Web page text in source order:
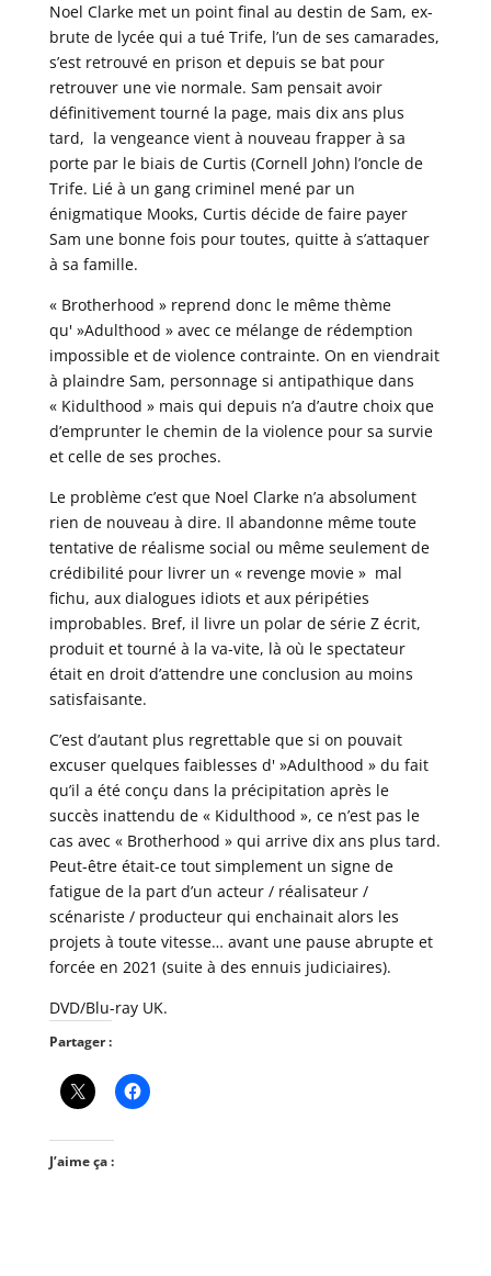
Noel Clarke met un point final au destin de Sam, ex-
brute de lycée qui a tué Trife, l’un de ses camarades,
s’est retrouvé en prison et depuis se bat pour
retrouver une vie normale. Sam pensait avoir
définitivement tourné la page, mais dix ans plus
tard, la vengeance vient à nouveau frapper à sa
porte par le biais de Curtis (Cornell John) l’oncle de
Trife. Lié à un gang criminel mené par un
énigmatique Mooks, Curtis décide de faire payer
Sam une bonne fois pour toutes, quitte à s’attaquer
à sa famille.
« Brotherhood » reprend donc le même thème
qu' »Adulthood » avec ce mélange de rédemption
impossible et de violence contrainte. On en viendrait
à plaindre Sam, personnage si antipathique dans
« Kidulthood » mais qui depuis n’a d’autre choix que
d’emprunter le chemin de la violence pour sa survie
et celle de ses proches.
Le problème c’est que Noel Clarke n’a absolument
rien de nouveau à dire. Il abandonne même toute
tentative de réalisme social ou même seulement de
crédibilité pour livrer un « revenge movie » mal
fichu, aux dialogues idiots et aux péripéties
improbables. Bref, il livre un polar de série Z écrit,
produit et tourné à la va-vite, là où le spectateur
était en droit d’attendre une conclusion au moins
satisfaisante.
C’est d’autant plus regrettable que si on pouvait
excuser quelques faiblesses d' »Adulthood » du fait
qu’il a été conçu dans la précipitation après le
succès inattendu de « Kidulthood », ce n’est pas le
cas avec « Brotherhood » qui arrive dix ans plus tard.
Peut-être était-ce tout simplement un signe de
fatigue de la part d’un acteur / réalisateur /
scénariste / producteur qui enchainait alors les
projets à toute vitesse… avant une pause abrupte et
forcée en 2021 (suite à des ennuis judiciaires).
DVD/Blu-ray UK.
Partager :
J’aime ça :